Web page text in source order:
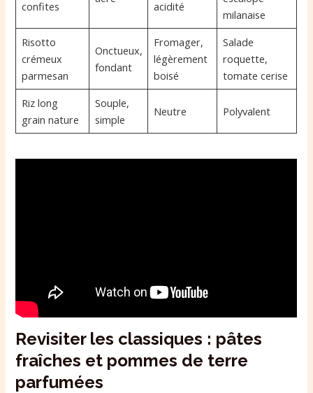
confites acidité
milanaise
Risotto
crémeux
parmesan
Onctueux,
fondant
Fromager,
légèrement
boisé
Salade
roquette,
tomate cerise
Riz long
grain nature
Souple,
simple
Neutre Polyvalent
Revisiter les classiques : pâtes
fraîches et pommes de terre
parfumées